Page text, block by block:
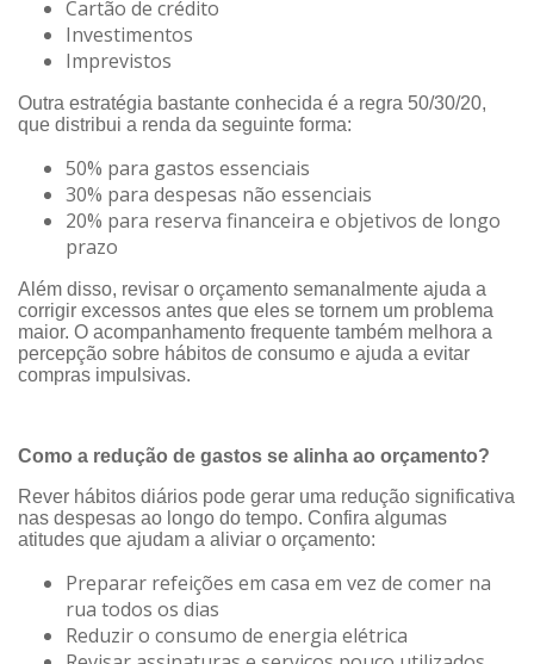
Cartão de crédito
Investimentos
Imprevistos
Outra estratégia bastante conhecida é a regra 50/30/20,
que distribui a renda da seguinte forma:
50% para gastos essenciais
30% para despesas não essenciais
20% para reserva financeira e objetivos de longo
prazo
Além disso, revisar o orçamento semanalmente ajuda a
corrigir excessos antes que eles se tornem um problema
maior. O acompanhamento frequente também melhora a
percepção sobre hábitos de consumo e ajuda a evitar
compras impulsivas.
Como a redução de gastos se alinha ao orçamento?
Rever hábitos diários pode gerar uma redução significativa
nas despesas ao longo do tempo. Confira algumas
atitudes que ajudam a aliviar o orçamento:
Preparar refeições em casa em vez de comer na
rua todos os dias
Reduzir o consumo de energia elétrica